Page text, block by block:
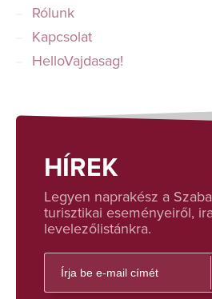
Rólunk
Kapcsolat
HelloVajdasag!
HÍREK
Legyen naprakész a
turisztikai eseményeiről,
levelezőlistánkra.